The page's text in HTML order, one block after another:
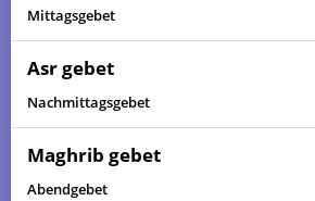
Mittagsgebet
Asr gebet
Nachmittagsgebet
Maghrib gebet
Abendgebet